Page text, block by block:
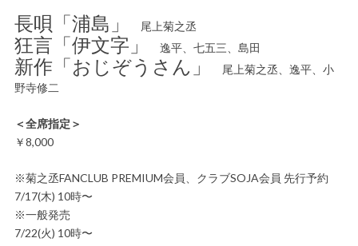
長唄「浦島」 尾上菊之丞
狂言「伊文字」 逸平、七五三、島田
新作「おじぞうさん」
尾上菊之丞、逸平、小
野寺修二
＜全席指定＞
￥8,000
※菊之丞FANCLUB PREMIUM会員、クラブSOJA会員 先行予約
7/17(木) 10時〜
※一般発売
7/22(火) 10時〜